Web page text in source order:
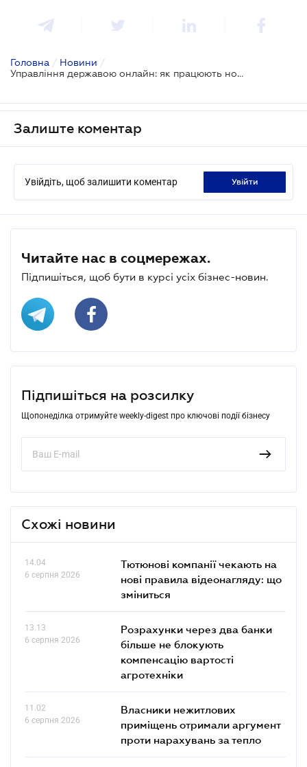
Головна / Новини /
Управління державою онлайн: як працюють нові інструменти та технології
Залиште коментар
Увійдіть, щоб залишити коментар увійти
Читайте нас в соцмережах.
Підпишіться, щоб бути в курсі усіх бізнес-новин.
Підпишіться на розсилку
Щопонеділка отримуйте weekly-digest про ключові події бізнесу
Схожі новини
14.04
6 серпня 2026
Тютюнові компанії чекають на
нові правила відеонагляду: що
зміниться
13.13
6 серпня 2026
Розрахунки через два банки
більше не блокують
компенсацію вартості
агротехніки
11.02
6 серпня 2026
Власники нежитлових
приміщень отримали аргумент
проти нарахувань за тепло